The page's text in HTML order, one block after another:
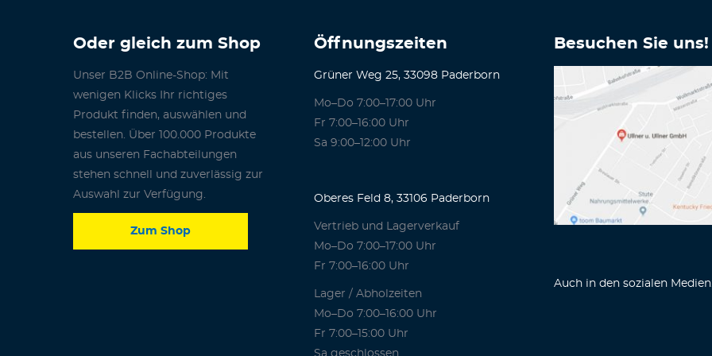
Oder gleich zum Shop
Unser B2B Online-Shop: Mit
wenigen Klicks Ihr richtiges
Produkt finden, auswählen und
bestellen. Über 100.000 Produkte
aus unseren Fachabteilungen
stehen schnell und zuverlässig zur
Auswahl zur Verfügung.
Zum Shop
Öffnungszeiten
Grüner Weg 25, 33098 Paderborn
Mo–Do 7:00–17:00 Uhr
Fr 7:00–16:00 Uhr
Sa 9:00–12:00 Uhr
Oberes Feld 8, 33106 Paderborn
Vertrieb und Lagerverkauf
Mo–Do 7:00–17:00 Uhr
Fr 7:00–16:00 Uhr
Lager / Abholzeiten
Mo–Do 7:00–16:00 Uhr
Fr 7:00–15:00 Uhr
Sa geschlossen
Besuchen Sie uns!
Auch in den sozialen